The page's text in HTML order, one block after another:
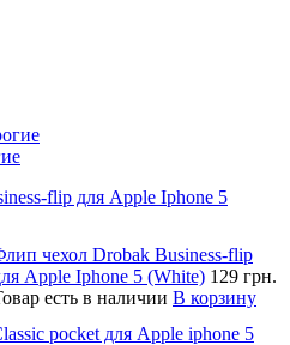
flip для Apple Iphone 5
чехол Drobak Business-flip
Apple Iphone 5 (White) 129 грн.
есть в наличии В корзину
pocket для Apple iphone 5